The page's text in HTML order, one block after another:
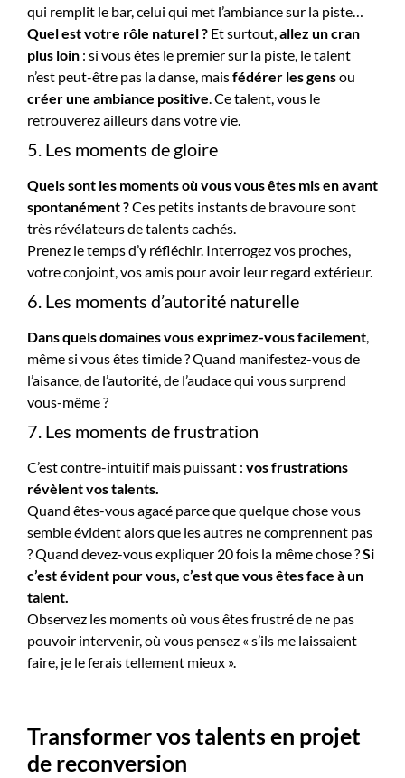
qui remplit le bar, celui qui met l’ambiance sur la piste…
Quel est votre rôle naturel ? Et surtout,allez un cran
plus loin : si vous êtes le premier sur la piste, le talent
n’est peut-être pas la danse, maisfédérer les gensou
créer une ambiance positive. Ce talent, vous le
retrouverez ailleurs dans votre vie.
5. Les moments de gloire
Quels sont les moments où vous vous êtes mis en avant
spontanément ?Ces petits instants de bravoure sont
très révélateurs de talents cachés.
Prenez le temps d’y réfléchir. Interrogez vos proches,
votre conjoint, vos amis pour avoir leur regard extérieur.
6. Les moments d’autorité naturelle
Dans quels domaines vous exprimez-vous facilement,
même si vous êtes timide ? Quand manifestez-vous de
l’aisance, de l’autorité, de l’audace qui vous surprend
vous-même ?
7. Les moments de frustration
C’est contre-intuitif mais puissant : vos frustrations
révèlent vos talents.
Quand êtes-vous agacé parce que quelque chose vous
semble évident alors que les autres ne comprennent pas
? Quand devez-vous expliquer 20 fois la même chose ?Si
c’est évident pour vous, c’est que vous êtes face à un
talent.
Observez les moments où vous êtes frustré de ne pas
pouvoir intervenir, où vous pensez « s’ils me laissaient
faire, je le ferais tellement mieux ».
Transformer vos talents en projet
de reconversion